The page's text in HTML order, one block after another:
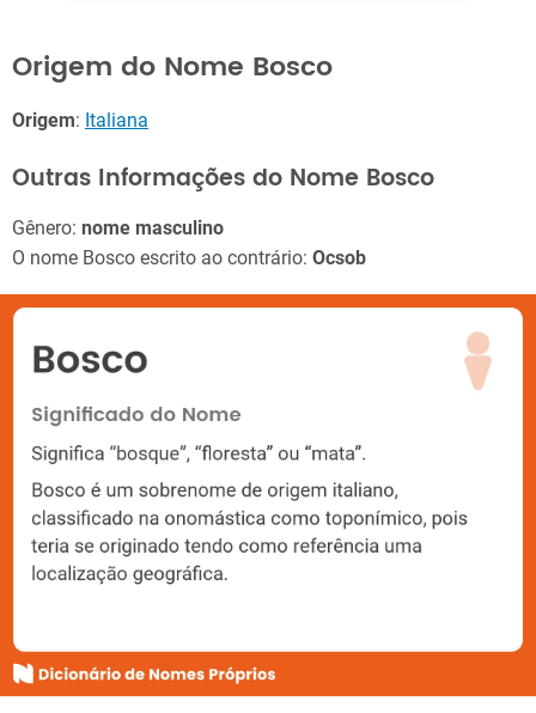
Origem do Nome Bosco
Origem: Italiana
Outras Informações do Nome Bosco
Gênero: nome masculino
O nome Bosco escrito ao contrário: Ocsob